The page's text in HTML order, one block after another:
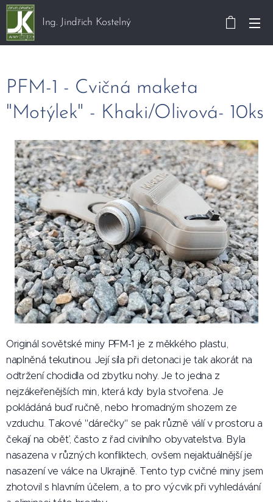
Ing. Jindřich Kostelný
PFM-1 - Cvičná maketa
"Motýlek" - Khaki/Olivová- 10ks
Originál sovětské miny PFM-1 je z měkkého plastu,
naplněná tekutinou. Její síla při detonaci je tak akorát na
odtržení chodidla od zbytku nohy. Je to jedna z
nejzákeřenějších min, která kdy byla stvořena. Je
pokládáná buď ručně, nebo hromadným shozem ze
vzduchu. Takové "dárečky" se pak různě válí v prostoru a
čekají na oběť, často z řad civilního obyvatelstva. Byla
nasazena v různých konfliktech, ovšem nejaktuálnější je
nasazení ve válce na Ukrajině. Tento typ cvičné miny jsem
zhotovil s hlavním účelem, a to pro výcvik při vyhledávání